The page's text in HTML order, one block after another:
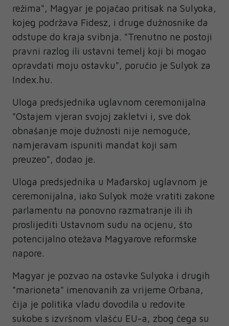
režima", Magyar je pojačao pritisak na Sulyoka,
kojeg podržava Fidesz, i druge dužnosnike da
odstupe do kraja svibnja. "Trenutno ne postoji
pravni razlog ili ustavni temelj koji bi mogao
opravdati moju ostavku", poručio je Sulyok za
Index.hu.
Uloga predsjednika uglavnom ceremonijalna
"Ostajem vjeran svojoj zakletvi i, sve dok
obnašanje moje dužnosti nije nemoguće,
namjeravam ispuniti mandat koji sam
preuzeo", dodao je.
Uloga predsjednika u Mađarskoj uglavnom je
ceremonijalna, iako Sulyok može vratiti zakone
parlamentu na ponovno razmatranje ili ih
proslijediti Ustavnom sudu na ocjenu, što
potencijalno otežava Magyarove reformske
napore.
Magyar je pozvao na ostavke Sulyoka i drugih
"marioneta" imenovanih za vrijeme Orbana,
čija je politika vladu dovodila u redovite
sukobe s izvršnom vlašću EU-a, zbog čega su